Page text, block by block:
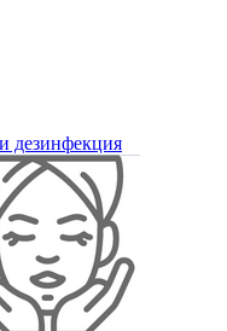
дезинфекция